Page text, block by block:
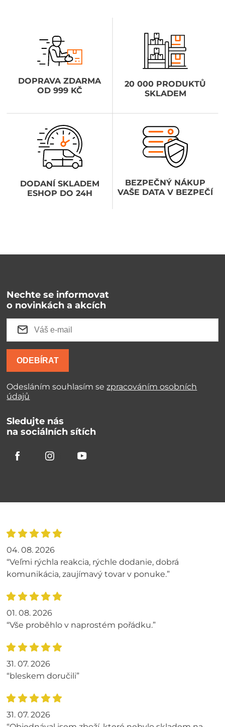
DOPRAVA ZDARMA
OD 999 KČ
20 000 PRODUKTŮ
SKLADEM
DODANÍ SKLADEM
ESHOP DO 24H
BEZPEČNÝ NÁKUP
VAŠE DATA V BEZPEČÍ
Nechte se informovat
o novinkách a akcích
ODEBÍRAT
Odesláním souhlasím sezpracováním osobních
údajů
Sledujte nás
na sociálních sítích
04. 08. 2026
“Veľmi rýchla reakcia, rýchle dodanie, dobrá
komunikácia, zaujímavý tovar v ponuke.”
01. 08. 2026
“Vše proběhlo v naprostém pořádku.”
31. 07. 2026
“bleskem doručili”
31. 07. 2026